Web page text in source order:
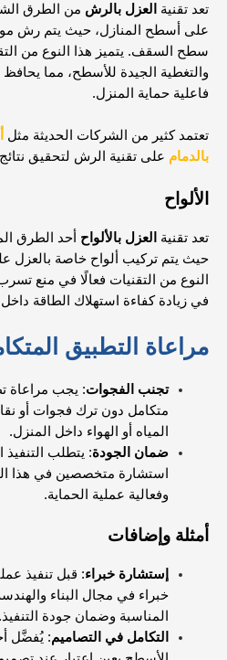
تعد تقنية العزل بالرش من الطرق
على أسطح المنازل، حيث يتم رش
سطح السقف. يتميز هذا النوع من
والتغطية الجيدة للأسطح، مما
فاعلية حماية المنزل.
تعتمد كثير من الشركات الحديثة مثل
بالدمام على تقنية الرش لتحقيق
الألواح
تعد تقنية العزل بالألواح أحد الطرق
حيث يتم تركيب ألواح خاصة بالعزل
النوع من التقنيات فعالًا في منع
في زيادة كفاءة استهلاك الطاقة
مراعاة التطبيق
تجنب الفجوات: يجب مراعاة
متكامل دون ترك فجوات أو
المياه أو الهواء داخل المنزل.
ضمان الجودة: يتطلب التنفيذ
استشارة متخصصين في هذا
وفعالية عملية الحماية.
أمثلة وإضافات
إستشارة خبراء: قبل تنفيذ
خبراء في مجال البناء
المناسبة وضمان جودة التنفيذ.
التكامل في التصاميم: يُفضَّل